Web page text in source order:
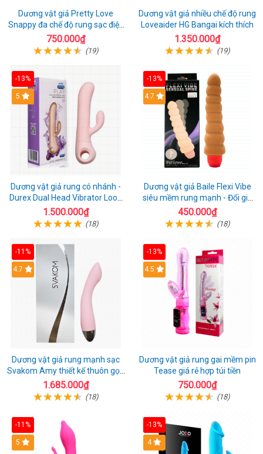
Dương vật giả Pretty Love
Snappy đa chế độ rung sạc điện
kích thích nữ
750.000₫
(19)
Dương vật giả nhiều chế độ rung
Loveaider HG Bangai kích thích
1.350.000₫
(19)
-13%
5
Dương vật giả rung có nhánh -
Durex Dual Head Vibrator Loop
21
1.500.000₫
(18)
-13%
4.7
Dương vật giả Baile Flexi Vibe
siêu mềm rung mạnh - Đổi gió
cuộc yêu mới
450.000₫
(18)
-11%
4.7
Dương vật giả rung mạnh sạc
Svakom Amy thiết kế thuôn gọn
dễ dùng
1.685.000₫
(18)
-13%
4.5
Dương vật giả rung gai mềm pin
Tease giá rẻ hợp túi tiền
750.000₫
(18)
-11%
5
-13%
4